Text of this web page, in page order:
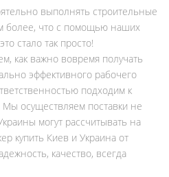
выполнять строительные
более, что с помощью наших
стало так просто!
как важно вовремя получать
эффективного рабочего
подходим к
осуществляем поставки не
могут рассчитывать на
купить Киев и Украина от
качество, всегда